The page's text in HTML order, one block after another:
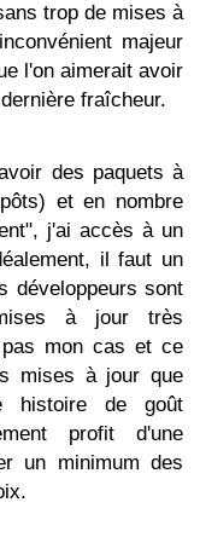
trop de mises à
majeur
l'on aimerait avoir
fraîcheur.
des paquets à
et en nombre
j'ai accès à un
il faut un
développeurs sont
à jour très
pas mon cas et ce
mises à jour que
histoire de goût
profit d'une
un minimum des